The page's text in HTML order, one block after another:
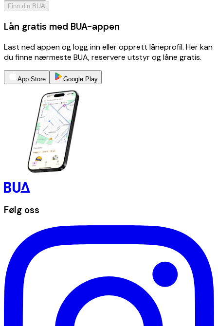
Finn din BUA
Lån gratis med BUA-appen
Last ned appen og logg inn eller opprett låneprofil. Her kan
du finne nærmeste BUA, reservere utstyr og låne gratis.
App Store Google Play
Følg oss